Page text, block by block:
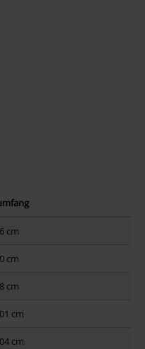
cm
cm
cm
cm
cm